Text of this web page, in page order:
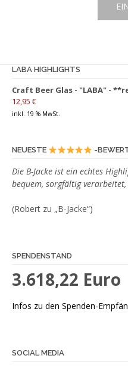
LABA HIGHLIGHTS
Craft Beer Glas - "LABA" -
12,95 €
inkl. 19 % MwSt.
NEUESTE -
Die B-Jacke ist ein echtes
bequem, sorgfältig
(Robert zu „B-Jacke“)
SPENDENSTAND
3.618,22 Euro
Infos zu den Spenden-
SOCIAL MEDIA